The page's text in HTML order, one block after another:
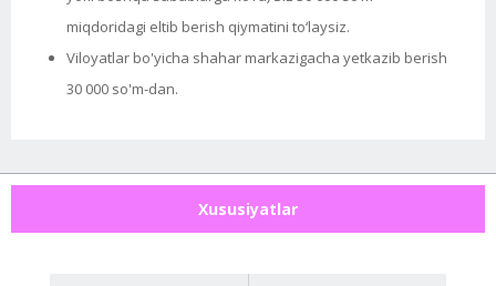
miqdoridagi eltib berish qiymatini to‘laysiz.
Viloyatlar bo'yicha shahar markazigacha yetkazib berish
30 000 so'm-dan.
Xususiyatlar